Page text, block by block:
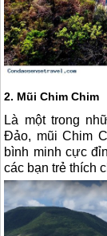
2. Mũi Chim Chim
Là một trong
Đảo, mũi Chim
bình minh cực
các bạn trẻ thích